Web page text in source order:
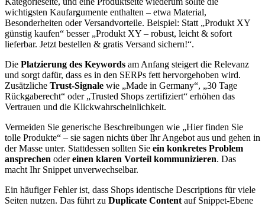
wichtigsten Kaufargumente enthalten – etwa Material,
Besonderheiten oder Versandvorteile. Beispiel: Statt „Produkt XY
günstig kaufen“ besser „Produkt XY – robust, leicht & sofort
lieferbar. Jetzt bestellen & gratis Versand sichern!“.
Die Platzierung des Keywords am Anfang steigert die Relevanz
und sorgt dafür, dass es in den SERPs fett hervorgehoben wird.
Zusätzliche Trust-Signale wie „Made in Germany“, „30 Tage
Rückgaberecht“ oder „Trusted Shops zertifiziert“ erhöhen das
Vertrauen und die Klickwahrscheinlichkeit.
Vermeiden Sie generische Beschreibungen wie „Hier finden Sie
tolle Produkte“ – sie sagen nichts über Ihr Angebot aus und gehen in
der Masse unter. Stattdessen sollten Sie ein konkretes Problem
ansprechen odereinen klaren Vorteil kommunizieren. Das
macht Ihr Snippet unverwechselbar.
Ein häufiger Fehler ist, dass Shops identische Descriptions für viele
Seiten nutzen. Das führt zu Duplicate Content auf Snippet-Ebene